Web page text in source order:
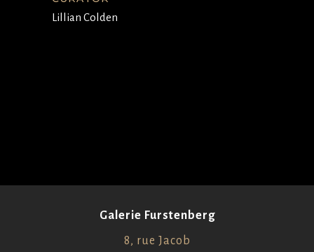
Lillian Colden
Galerie Furstenberg
8, rue Jacob